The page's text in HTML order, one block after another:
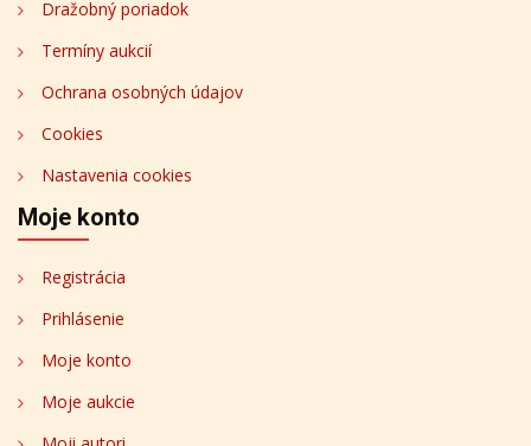
Dražobný poriadok
Termíny aukcií
Ochrana osobných údajov
Cookies
Nastavenia cookies
Moje konto
Registrácia
Prihlásenie
Moje konto
Moje aukcie